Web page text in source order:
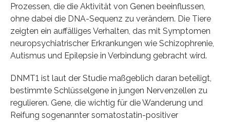
Prozessen, die die Aktivität von Genen beeinflussen,
ohne dabei die DNA-Sequenz zu verändern. Die Tiere
zeigten ein auffälliges Verhalten, das mit Symptomen
neuropsychiatrischer Erkrankungen wie Schizophrenie,
Autismus und Epilepsie in Verbindung gebracht wird.
DNMT1 ist laut der Studie maßgeblich daran beteiligt,
bestimmte Schlüsselgene in jungen Nervenzellen zu
regulieren. Gene, die wichtig für die Wanderung und
Reifung sogenannter somatostatin-positiver